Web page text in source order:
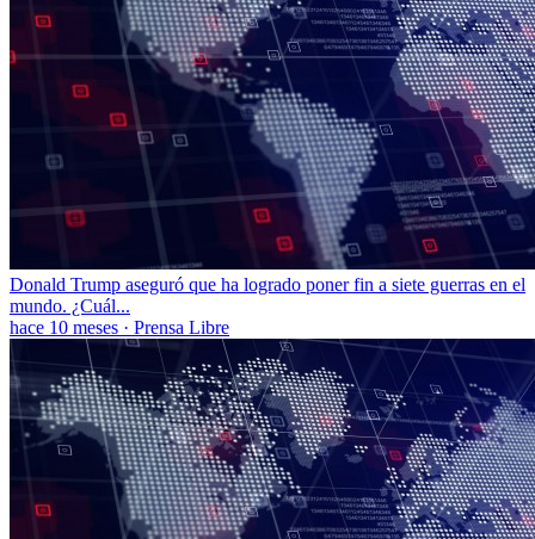
Donald Trump aseguró que ha logrado poner fin a siete guerras en el
mundo. ¿Cuál...
hace 10 meses · Prensa Libre